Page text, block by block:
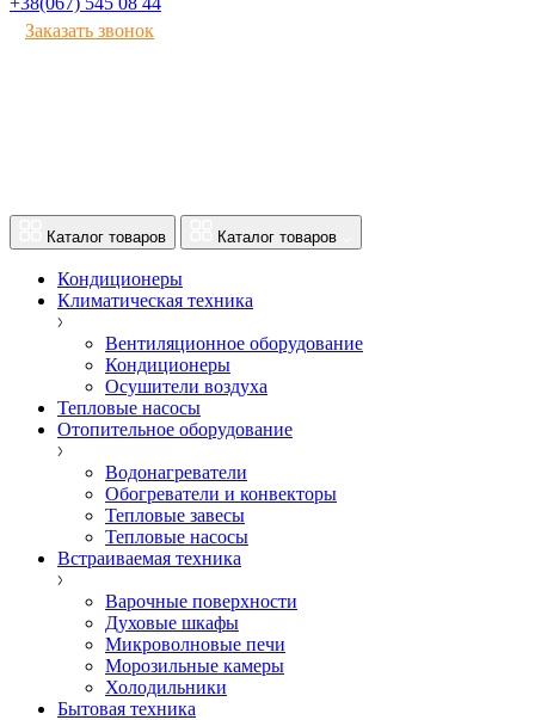
Заказать звонок
Каталог товаров Каталог товаров
Кондиционеры
Климатическая техника
Вентиляционное оборудование
Кондиционеры
Осушители воздуха
Тепловые насосы
Отопительное оборудование
Водонагреватели
Обогреватели и конвекторы
Тепловые завесы
Тепловые насосы
Встраиваемая техника
Варочные поверхности
Духовые шкафы
Микроволновые печи
Морозильные камеры
Холодильники
Бытовая техника